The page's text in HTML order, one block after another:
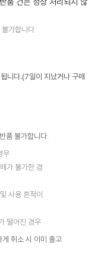
가합니다.
니다.(7일이 지났거나 구매
품 불가합니다.
우
가 불가한 경
사용 흔적이
떨어진 경우
취소 시 이미 출고